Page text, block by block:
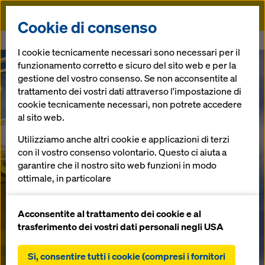
Doka
Cookie di consenso
I cookie tecnicamente necessari sono necessari per il
funzionamento corretto e sicuro del sito web e per la
gestione del vostro consenso. Se non acconsentite al
trattamento dei vostri dati attraverso l'impostazione di
cookie tecnicamente necessari, non potrete accedere
al sito web.
Utilizziamo anche altri cookie e applicazioni di terzi
con il vostro consenso volontario. Questo ci aiuta a
garantire che il nostro sito web funzioni in modo
ottimale, in particolare
nostro sito web (cookie funzionali e statistici),
facilitare un processo di acquisto senza problemi
statistici),
Acconsentite al trattamento dei cookie e al
trasferimento dei vostri dati personali negli USA
Sì, consentire tutti i cookie (compresi i fornitori